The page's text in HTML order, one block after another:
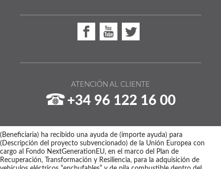
ATENCIÓN AL CLIENTE
+34 96 122 16 00
(Beneficiaria) ha recibido una ayuda de (importe ayuda) para
(Descripción del proyecto subvencionado) de la Unión Europea con
cargo al Fondo NextGenerationEU, en el marco del Plan de
Recuperación, Transformación y Resiliencia, para la adquisición de